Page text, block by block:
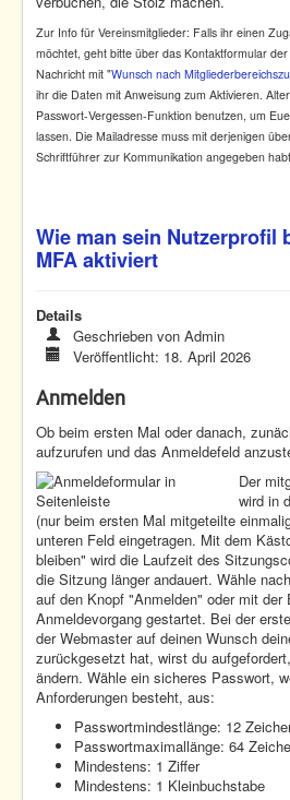
Zur Info für Vereinsmitglieder: Falls ihr einen
möchtet, geht bitte über das Kontaktformular
Nachricht mit "Wunsch nach
ihr die Daten mit Anweisung zum Aktivieren.
Passwort-Vergessen-Funktion benutzen, um
lassen. Die Mailadresse muss mit derjenigen
Schriftführer zur Kommunikation angegeben habt.
Wie man sein Nutzerprofil
MFA aktiviert
Details
Geschrieben vonAdmin
Veröffentlicht: 18. April 2026
Anmelden
Ob beim ersten Mal oder danach,
aufzurufen und das Anmeldefeld
Der
wird in
(nur beim ersten Mal mitgeteilte
unteren Feld eingetragen. Mit dem
bleiben" wird die Laufzeit des
die Sitzung länger andauert. Wähle
auf den Knopf "Anmelden" oder mit der
Anmeldevorgang gestartet. Bei der
der Webmaster auf deinen Wunsch
zurückgesetzt hat, wirst du
ändern. Wähle ein sicheres Passwort,
Anforderungen besteht, aus:
Passwortmindestlänge: 12
Passwortmaximallänge: 64
Mindestens: 1 Ziffer
Mindestens: 1 Kleinbuchstabe